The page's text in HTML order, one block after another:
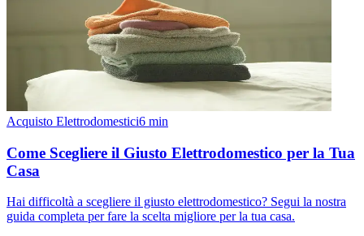
Acquisto Elettrodomestici6 min
Come Scegliere il Giusto Elettrodomestico per la Tua
Casa
Hai difficoltà a scegliere il giusto elettrodomestico? Segui la nostra
guida completa per fare la scelta migliore per la tua casa.